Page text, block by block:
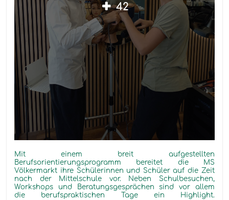
42
Mit einem breit aufgestellten
Berufsorientierungsprogramm bereitet die MS
Völkermarkt ihre Schülerinnen und Schüler auf die Zeit
nach der Mittelschule vor. Neben Schulbesuchen,
Workshops und Beratungsgesprächen sind vor allem
die berufspraktischen Tage ein Highlight.